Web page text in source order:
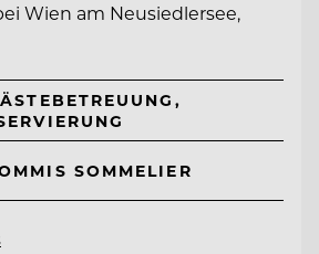
Wien am Neusiedlersee,
SOMMELIER